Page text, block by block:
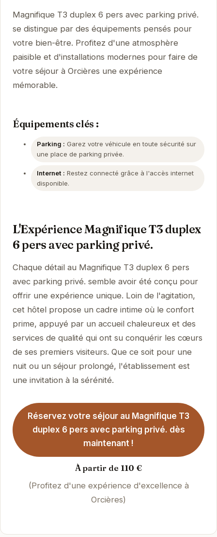
Magnifique T3 duplex 6 pers avec parking privé.
se distingue par des équipements pensés pour
votre bien-être. Profitez d'une atmosphère
paisible et d'installations modernes pour faire de
votre séjour à Orcières une expérience
mémorable.
Équipements clés :
Parking : Garez votre véhicule en toute sécurité sur
une place de parking privée.
Internet : Restez connecté grâce à l'accès internet
disponible.
L'Expérience Magnifique T3 duplex
6 pers avec parking privé.
Chaque détail au Magnifique T3 duplex 6 pers
avec parking privé. semble avoir été conçu pour
offrir une expérience unique. Loin de l'agitation,
cet hôtel propose un cadre intime où le confort
prime, appuyé par un accueil chaleureux et des
services de qualité qui ont su conquérir les cœurs
de ses premiers visiteurs. Que ce soit pour une
nuit ou un séjour prolongé, l'établissement est
une invitation à la sérénité.
Réservez votre séjour au Magnifique T3
duplex 6 pers avec parking privé. dès
maintenant !
À partir de 110 €
(Profitez d'une expérience d'excellence à
Orcières)